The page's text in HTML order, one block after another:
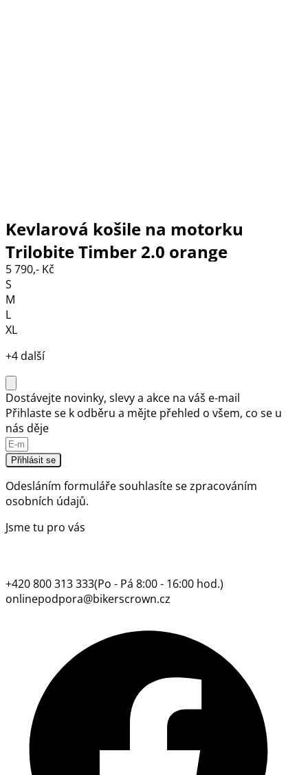
Kevlarová košile na motorku
Trilobite Timber 2.0 orange
5 790,- Kč
S
M
L
XL
+4 další
Dostávejte novinky, slevy a akce na váš e-mail
Přihlaste se k odběru a mějte přehled o všem, co se u
nás děje
Přihlásit se
Odesláním formuláře souhlasíte sezpracováním
osobních údajů.
Jsme tu pro vás
+420 800 313 333(Po - Pá 8:00 - 16:00 hod.)
onlinepodpora@bikerscrown.cz